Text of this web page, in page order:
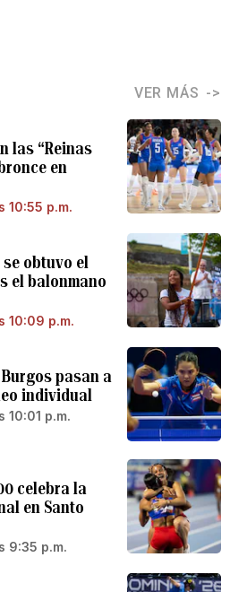
VER MÁS
las “Reinas
en
10:55 p.m.
obtuvo el
el balonmano
10:09 p.m.
pasan a
individual
p.m.
celebra la
en Santo
9:35 p.m.